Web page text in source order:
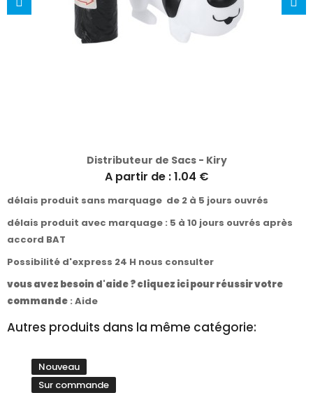
Distributeur de Sacs - Kiry
A partir de : 1.04 €
délais produit sans marquage de 2 à 5 jours ouvrés
délais produit avec marquage : 5 à 10 jours ouvrés après
accord BAT
Possibilité d'express 24 H nous consulter
vous avez besoin d'aide ? cliquez ici pour réussir votre
commande : Aide
Autres produits dans la même catégorie:
Nouveau
Sur commande